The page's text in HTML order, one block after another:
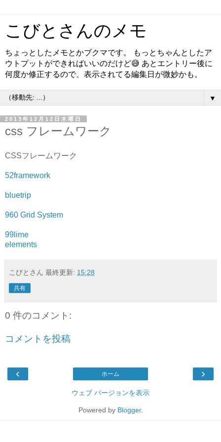
こびとさんのメモ
ちょっとしたメモとかブクマです。 もっとちゃんとしたア
ウトプットができればいいのだけど😅 あとエントリー後に
何度か修正するので、表示されてる編集日が微妙かも。
▼
2013年12月12日木曜日
css フレームワーク
CSSフレームワーク
52framework
bluetrip
960 Grid System
99lime
elements
こびとさん 最終更新: 15:28
共有
0 件のコメント:
コメントを投稿
‹ ›
ホーム
ウェブ バージョンを表示
Powered by Blogger.